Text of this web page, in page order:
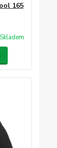
165
Skladem